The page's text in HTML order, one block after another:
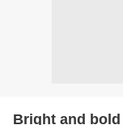
Bright and